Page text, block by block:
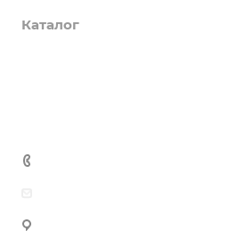
Каталог